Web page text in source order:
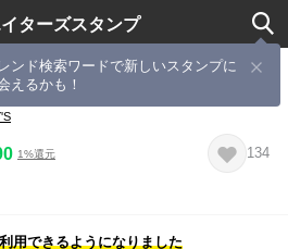
ターズスタンプ
ンド検索ワードで新しいスタンプに
えるかも！
る君 言い訳スタンプ
1%還元 134
用できるようになりました